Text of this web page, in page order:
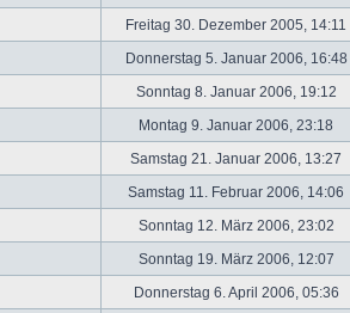
Freitag 30. Dezember 2005, 14:11
Donnerstag 5. Januar 2006, 16:48
Sonntag 8. Januar 2006, 19:12
Montag 9. Januar 2006, 23:18
Samstag 21. Januar 2006, 13:27
Samstag 11. Februar 2006, 14:06
Sonntag 12. März 2006, 23:02
Sonntag 19. März 2006, 12:07
Donnerstag 6. April 2006, 05:36